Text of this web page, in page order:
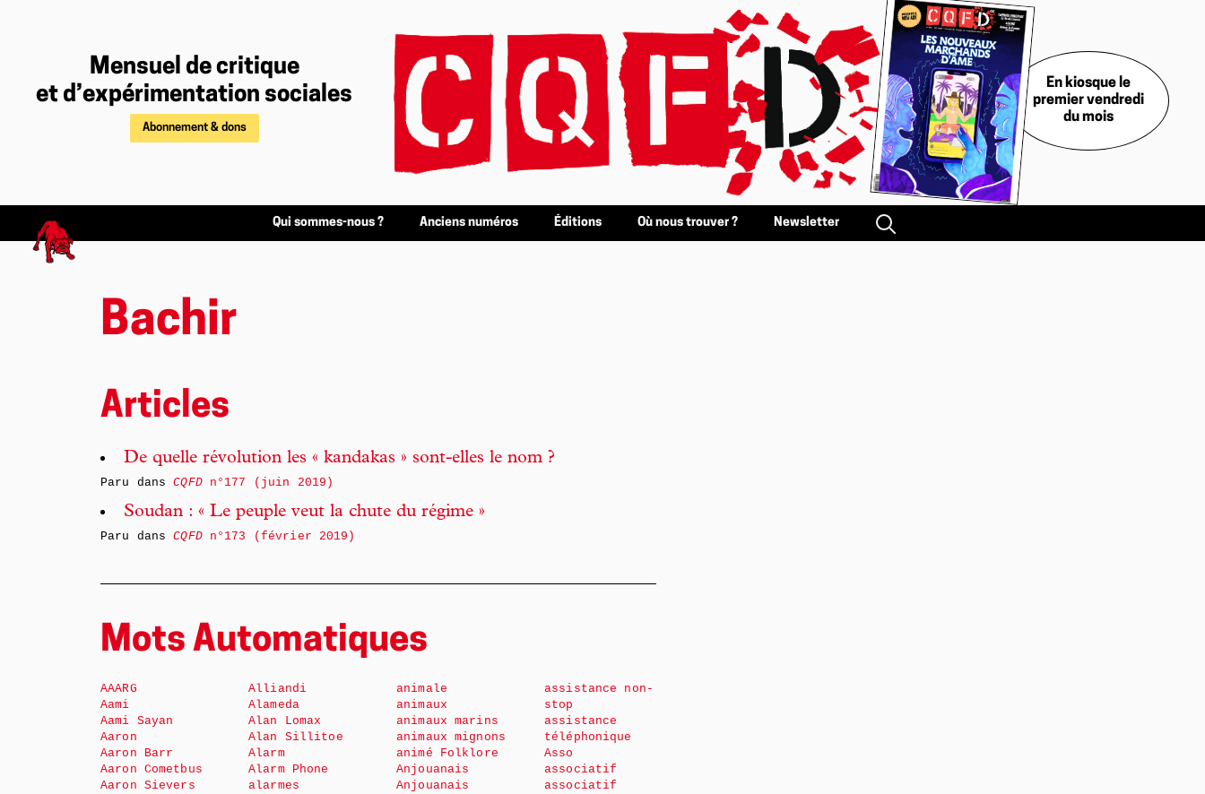
Mensuel de critique
et d’expérimentation sociales
Abonnement & dons
En kiosque le
premier vendredi
du mois
Qui sommes-nous ? Anciens numéros Éditions Où nous trouver ? Newsletter
Bachir
Articles
De quelle révolution les « kandakas » sont-elles le nom ?
Paru dansCQFDn°177 (juin 2019)
Soudan : « Le peuple veut la chute du régime »
Paru dansCQFDn°173 (février 2019)
Mots Automatiques
AAARG
Aami
Aami Sayan
Aaron
Aaron Barr
Aaron Cometbus
Aaron Sievers
Alliandi
Alameda
Alan Lomax
Alan Sillitoe
Alarm
Alarm Phone
alarmes
animale
animaux
animaux marins
animaux mignons
animé Folklore
Anjouanais
Anjouanais
assistance non-
stop
assistance
téléphonique
Asso
associatif
associatif